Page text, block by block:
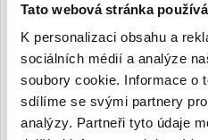
Tato webová stránka
K personalizaci obsahu a
sociálních médií a analýze
soubory cookie. Informace o
sdílíme se svými partnery
analýzy. Partneři tyto údaje
Skladem
7 490 Kč
DO KOŠÍKU